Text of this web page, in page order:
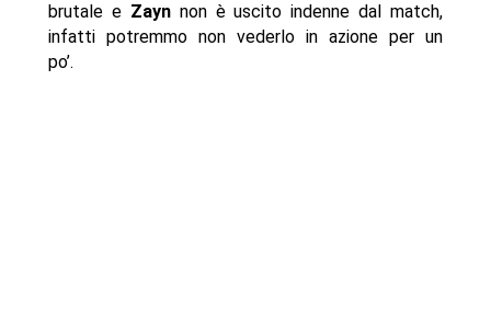
brutale e Zayn non è uscito indenne dal match,
infatti potremmo non vederlo in azione per un
po’.